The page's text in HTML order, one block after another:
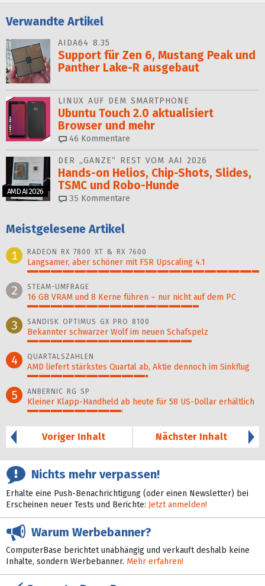
Verwandte Artikel
AIDA64 8.35
Support für Zen 6, Mustang Peak und
Panther Lake-R ausgebaut
LINUX AUF DEM SMARTPHONE
Ubuntu Touch 2.0 aktualisiert
Browser und mehr
46 Kommentare
AMD AI 2026
DER „GANZE“ REST VOM AAI 2026
Hands-on Helios, Chip-Shots, Slides,
TSMC und Robo-Hunde
35 Kommentare
Meistgelesene Artikel
1
RADEON RX 7800 XT & RX 7600
Langsamer, aber schöner mit FSR Upscaling 4.1
2 STEAM-UMFRAGE
16 GB VRAM und 8 Kerne führen – nur nicht auf dem PC
3 SANDISK OPTIMUS GX PRO 8100
Bekannter schwarzer Wolf im neuen Schafspelz
4 QUARTALSZAHLEN
AMD liefert stärkstes Quartal ab, Aktie dennoch im Sinkflug
5 ANBERNIC RG SP
Kleiner Klapp-Hand­held ab heute für 58 US-Dollar er­hält­lich
Voriger Inhalt
Nächster Inhalt
Nichts mehr verpassen!
Erhalte eine Push-Benachrichtigung (oder einen Newsletter) bei
Erscheinen neuer Tests und Berichte: Jetzt anmelden!
Warum Werbebanner?
ComputerBase berichtet unabhängig und verkauft deshalb keine
Inhalte, sondern Werbebanner. Mehr erfahren!